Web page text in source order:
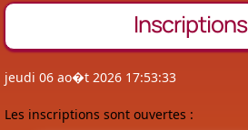
Inscriptions
jeudi 06 ao�t 2026 17:53:33
Les inscriptions sont ouvertes :